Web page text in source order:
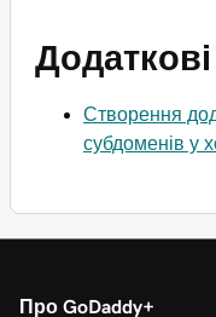
Додаткові
Створення
субдоменів у
Про GoDaddy